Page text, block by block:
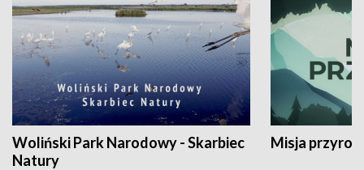
Woliński Park Narodowy - Skarbiec
Natury
Misja